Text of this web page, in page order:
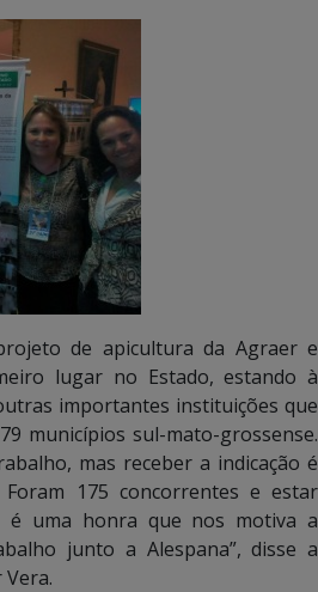
de apicultura da Agraer e
lugar no Estado, estando à
importantes instituições que
municípios sul-mato-grossense.
mas receber a indicação é
175 concorrentes e estar
é uma honra que nos motiva a
junto a Alespana”, disse a